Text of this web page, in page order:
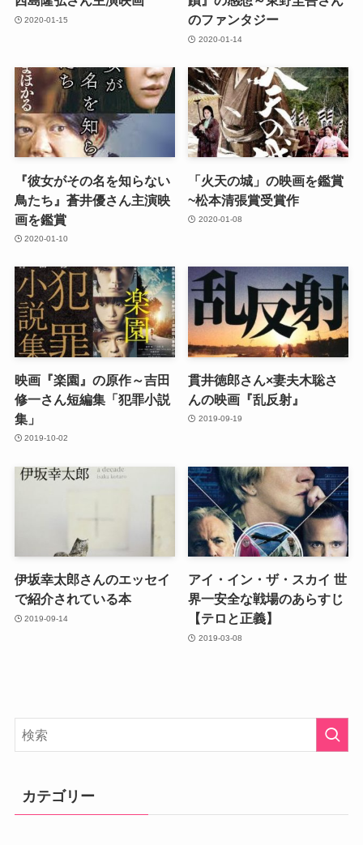
2020-01-15
のファンタジー
2020-01-14
『彼女がその名を知らない
鳥たち』蒼井優さん主演映
画を鑑賞
2020-01-10
「火天の城」の映画を鑑賞
~松本清張賞受賞作
2020-01-08
映画『楽園』の原作～吉田
修一さん短編集「犯罪小説
集」
2019-10-02
貫井徳郎さん×妻夫木聡さ
んの映画『乱反射』
2019-09-19
伊坂幸太郎さんのエッセイ
で紹介されている本
2019-09-14
アイ・イン・ザ・スカイ 世
界一安全な戦場のあらすじ
【テロと正義】
2019-03-08
カテゴリー